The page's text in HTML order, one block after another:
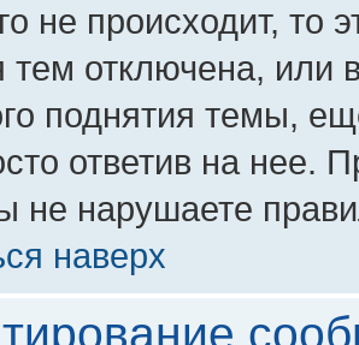
не происходит, то
тем отключена, или
поднятия темы,
ответив на нее.
не нарушаете
наверх